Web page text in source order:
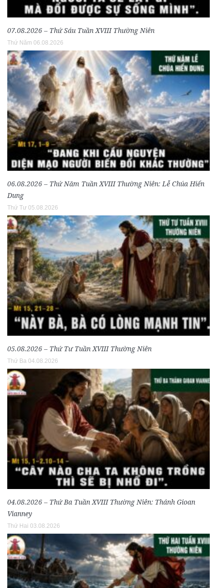
07.08.2026 – Thứ Sáu Tuần XVIII Thường Niên
Thứ Năm 06.08.2026
06.08.2026 – Thứ Năm Tuần XVIII Thường Niên: Lễ Chúa Hiển
Dung
Thứ Tư 05.08.2026
05.08.2026 – Thứ Tư Tuần XVIII Thường Niên
Thứ Ba 04.08.2026
04.08.2026 – Thứ Ba Tuần XVIII Thường Niên: Thánh Gioan
Vianney
Thứ Hai 03.08.2026